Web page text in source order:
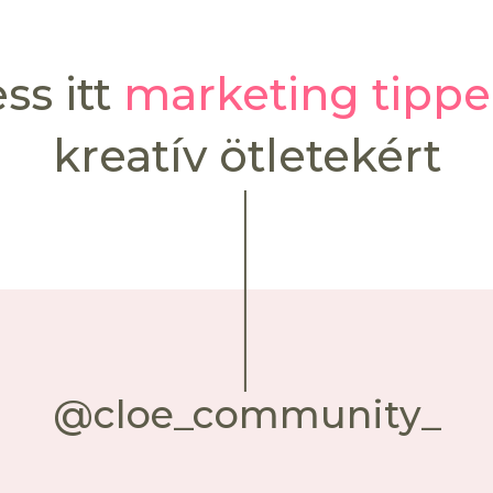
itt marketing
kreatív ötletekért
@cloe_community_